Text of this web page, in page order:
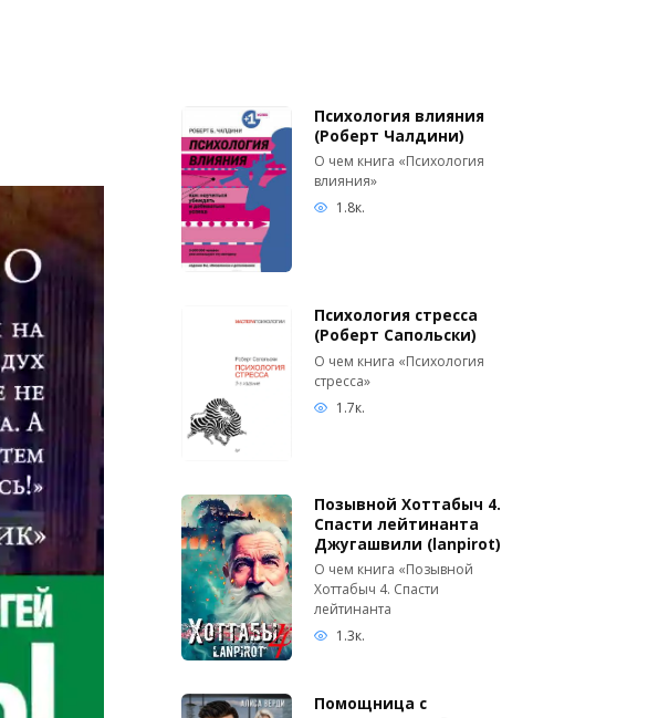
Психология влияния
(Роберт Чалдини)
О чем книга «Психология
влияния»
1.8к.
Психология стресса
(Роберт Сапольски)
О чем книга «Психология
стресса»
1.7к.
Позывной Хоттабыч 4.
Спасти лейтинанта
Джугашвили (lanpirot)
О чем книга «Позывной
Хоттабыч 4. Спасти
лейтинанта
1.3к.
Помощница с